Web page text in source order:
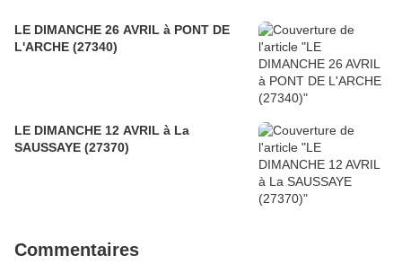
LE DIMANCHE 26 AVRIL à PONT DE
L'ARCHE (27340)
LE DIMANCHE 12 AVRIL à La
SAUSSAYE (27370)
Commentaires